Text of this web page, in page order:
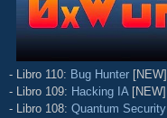
- Libro 110: Bug Hunter [NEW]
- Libro 109: Hacking IA[NEW]
- Libro 108: Quantum Security